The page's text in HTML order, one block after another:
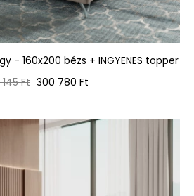
- 160x200 bézs + INGYENES topper
Ft Ár
300 780 Ft